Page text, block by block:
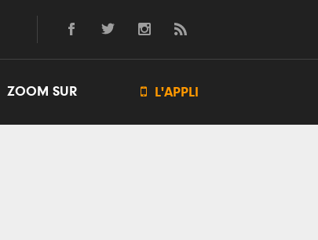
ZOOM SUR  L'APPLI